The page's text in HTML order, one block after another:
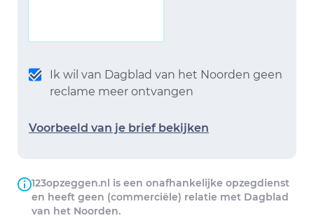
Ik wil van Dagblad van het Noorden geen
reclame meer ontvangen
Voorbeeld van je brief bekijken
123opzeggen.nl is een onafhankelijke opzegdienst
en heeft geen (commerciële) relatie met Dagblad
van het Noorden.